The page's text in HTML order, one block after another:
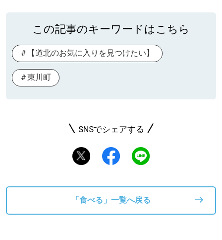
この記事のキーワードはこちら
【道北のお気に入りを見つけたい】
東川町
SNSでシェアする
「食べる」一覧へ戻る